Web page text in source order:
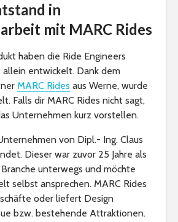
in
mit MARC Rides
haben die Ride Engineers
entwickelt. Dank dem
MARC Rides aus Werne, wurde
Falls dir MARC Rides nicht sagt,
Unternehmen kurz vorstellen.
von Dipl.- Ing. Claus
Dieser war zuvor 25 Jahre als
unterwegs und möchte
selbst ansprechen. MARC Rides
oder liefert Design
bzw. bestehende Attraktionen.